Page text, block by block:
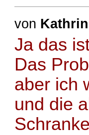
von
Ja das
Das
aber ich
und die